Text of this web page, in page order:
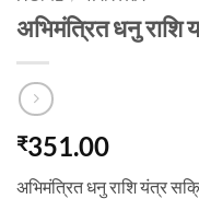
अभिमंत्रित धनु राशि
₹351.00
अभिमंत्रित धनु राशि यंत्र